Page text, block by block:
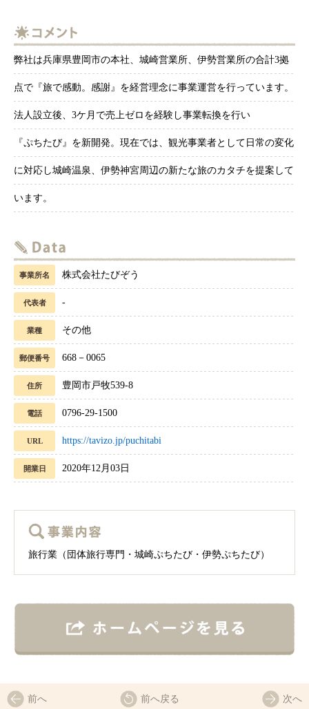
弊社は兵庫県豊岡市の本社、城崎営業所、伊勢営業所の合計3拠
点で『旅で感動。感謝』を経営理念に事業運営を行っています。
法人設立後、3ケ月で売上ゼロを経験し事業転換を行い
『ぷちたび』を新開発。現在では、観光事業者として日常の変化
に対応し城崎温泉、伊勢神宮周辺の新たな旅のカタチを提案して
います。
事業所名 株式会社たびぞう
代表者 -
業種 その他
郵便番号 668－0065
住所 豊岡市戸牧539‐8
電話 0796‐29‐1500
URL https://tavizo.jp/puchitabi
開業日 2020年12月03日
旅行業（団体旅行専門・城崎ぷちたび・伊勢ぷちたび）
前へ 次へ
前へ戻る